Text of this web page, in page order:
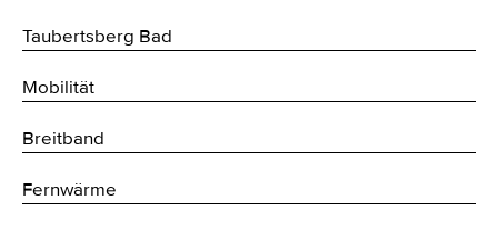
Taubertsberg Bad
Mobilität
Breitband
Fernwärme